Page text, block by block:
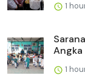
1
Angka
1